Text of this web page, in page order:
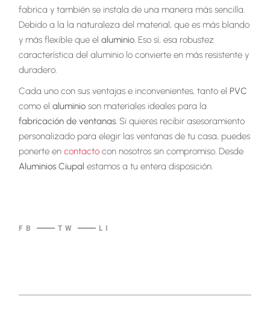
fabrica y también se instala de una manera más sencilla.
Debido a la la naturaleza del material, que es más blando
y más flexible que elaluminio. Eso sí, esa robustez
característica del aluminio lo convierte en más resistente y
duradero.
Cada uno con sus ventajas e inconvenientes, tanto el PVC
como elaluminio son materiales ideales para la
fabricación de ventanas. Si quieres recibir asesoramiento
personalizado para elegir las ventanas de tu casa, puedes
ponerte encontacto con nosotros sin compromiso. Desde
Aluminios Ciupal estamos a tu entera disposición.
FB TW LI